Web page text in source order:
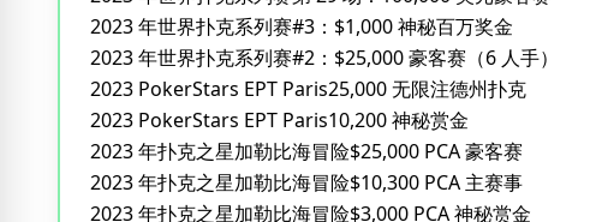
2023 年世界扑克系列赛#3：$1,000 神秘百万奖金
2023 年世界扑克系列赛#2：$25,000 豪客赛（6 人手）
2023 PokerStars EPT Paris25,000 无限注德州扑克
2023 PokerStars EPT Paris10,200 神秘赏金
2023 年扑克之星加勒比海冒险$25,000 PCA 豪客赛
2023 年扑克之星加勒比海冒险$10,300 PCA 主赛事
2023 年扑克之星加勒比海冒险$3,000 PCA 神秘赏金